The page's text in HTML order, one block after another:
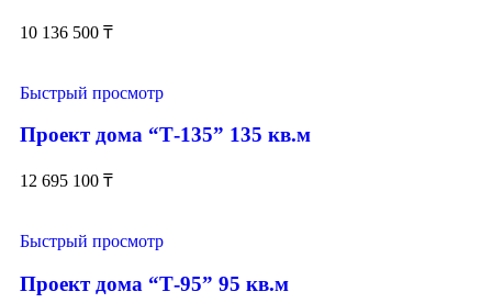
10 136 500 ₸
Быстрый просмотр
Проект дома “Т-135” 135 кв.м
12 695 100 ₸
Быстрый просмотр
Проект дома “Т-95” 95 кв.м